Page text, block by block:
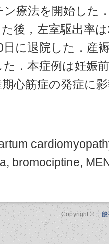
療法を開始した
後，左室駆出率
日に退院した．産
．本症例は妊娠
心筋症の発症に
bromociptine,
Copyright © 一